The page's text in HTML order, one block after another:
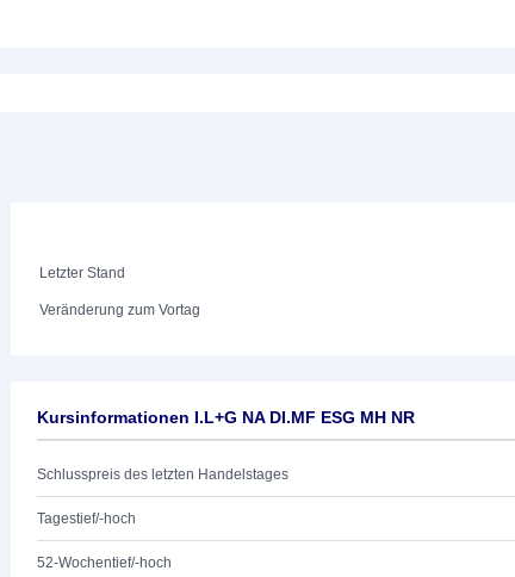
Letzter Stand
Veränderung zum Vortag
Kursinformationen I.L+G NA DI.MF ESG MH NR
Schlusspreis des letzten Handelstages
Tagestief/-hoch
52-Wochentief/-hoch